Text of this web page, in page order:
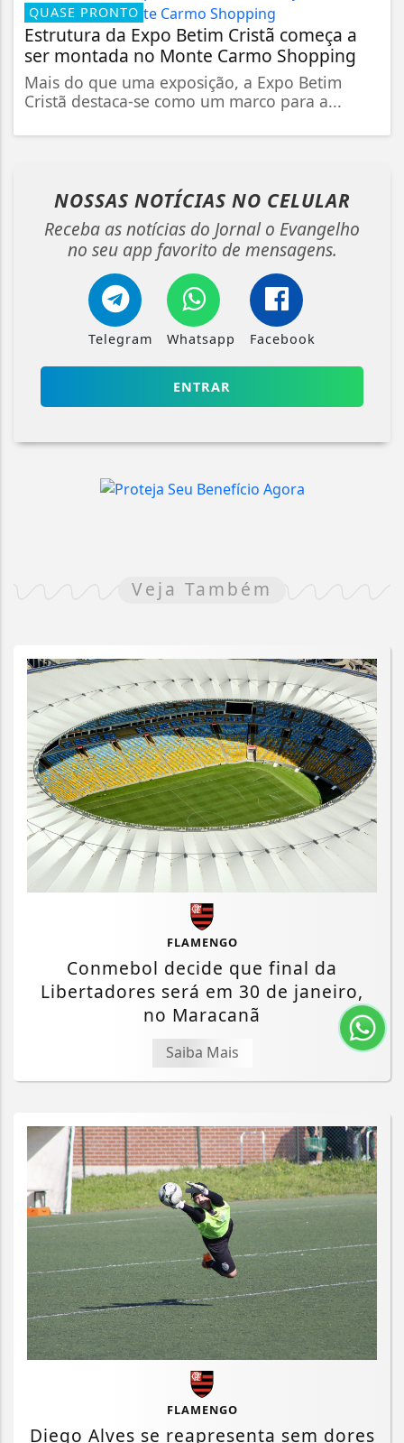
QUASE PRONTO
Estrutura da Expo Betim Cristã começa a
ser montada no Monte Carmo Shopping
Mais do que uma exposição, a Expo Betim
Cristã destaca-se como um marco para a...
NOSSAS NOTÍCIAS NO CELULAR
Receba as notícias do Jornal o Evangelho
no seu app favorito de mensagens.
Telegram Whatsapp Facebook
ENTRAR
Veja Também
FLAMENGO
Conmebol decide que final da
Libertadores será em 30 de janeiro,
no Maracanã
Saiba Mais
FLAMENGO
Diego Alves se reapresenta sem dores